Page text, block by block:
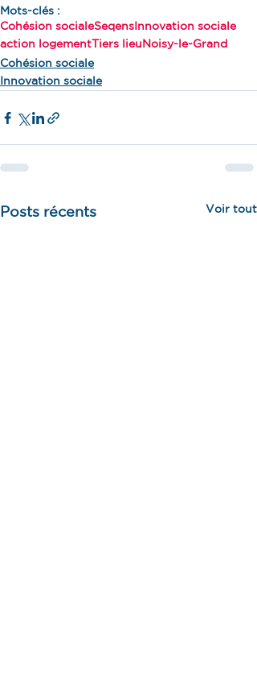
Mots-clés :
Cohésion socialeSeqensInnovation sociale
action logementTiers lieuNoisy-le-Grand
Cohésion sociale
Innovation sociale
Posts récents Voir tout